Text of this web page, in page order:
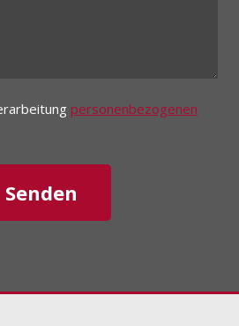
personenbezogenen
Senden